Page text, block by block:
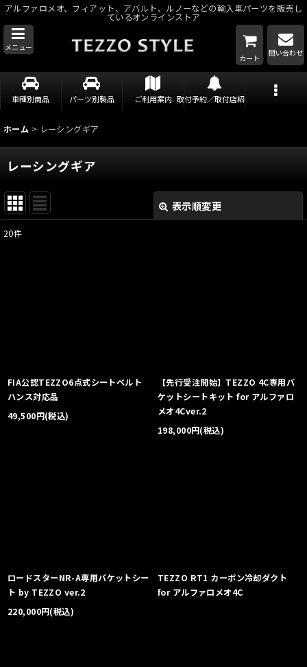
アルファロメオ、フィアット、アバルト、ルノーなどの輸入車パーツを販売し
ているオンラインストア
メニュー
カート
問い合わせ
車種別商品 パーツ別製品 ご利用案内 取付予約／取付店紹介
ホーム > レーシングギア
レーシングギア
表示順変更
20件
FIA公認TEZZO6点式シートベルト
ハンス対応品
49,500円(税込)
【先行受注開始】TEZZO 4C専用バ
ケットシートキット for アルファロ
メオ4Cver.2
198,000円(税込)
ロードスターNR-A専用バケットシー
ト by TEZZO ver.2
220,000円(税込)
TEZZO RT1 カーボン冷却ダクト
for アルファロメオ4C